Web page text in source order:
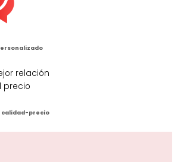
calidad-precio